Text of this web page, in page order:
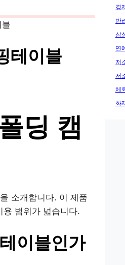
테이블
딩 캠
소개합니다. 이 제품
범위가 넓습니다.
이블인가
경
반
삼
연
저
저
체
화